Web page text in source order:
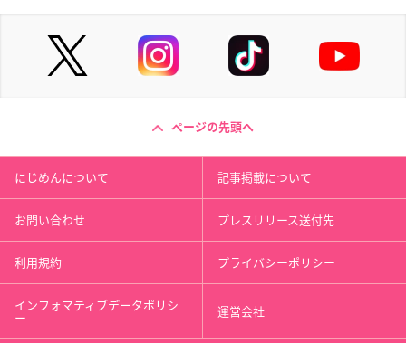
ページの先頭へ
にじめんについて 記事掲載について
お問い合わせ プレスリリース送付先
利用規約 プライバシーポリシー
インフォマティブデータポリシ
ー 運営会社